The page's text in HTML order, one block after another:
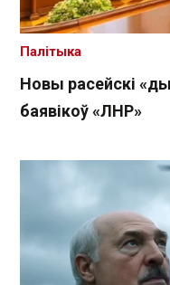
Новы расейскі
баявікоў «ЛНР»
Палітыка